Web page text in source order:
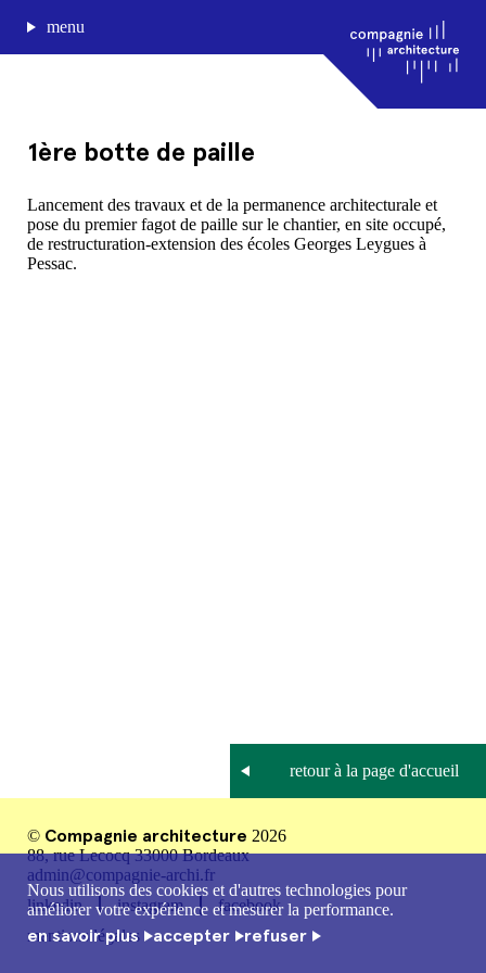
Nous utilisons des cookies et d'autres technologies pour
améliorer votre expérience et mesurer la performance.
en savoir plus accepter refuser
menu
journal de bord
projets
approche
agence
1ère botte de paille
Lancement des travaux et de la permanence architecturale et
pose du premier fagot de paille sur le chantier, en site occupé,
de restructuration-extension des écoles Georges Leygues à
Pessac.
© Compagnie architecture 2026
88, rue Lecocq 33000 Bordeaux
admin@compagnie-archi.fr
linkedin
instagram
facebook
mentions légales